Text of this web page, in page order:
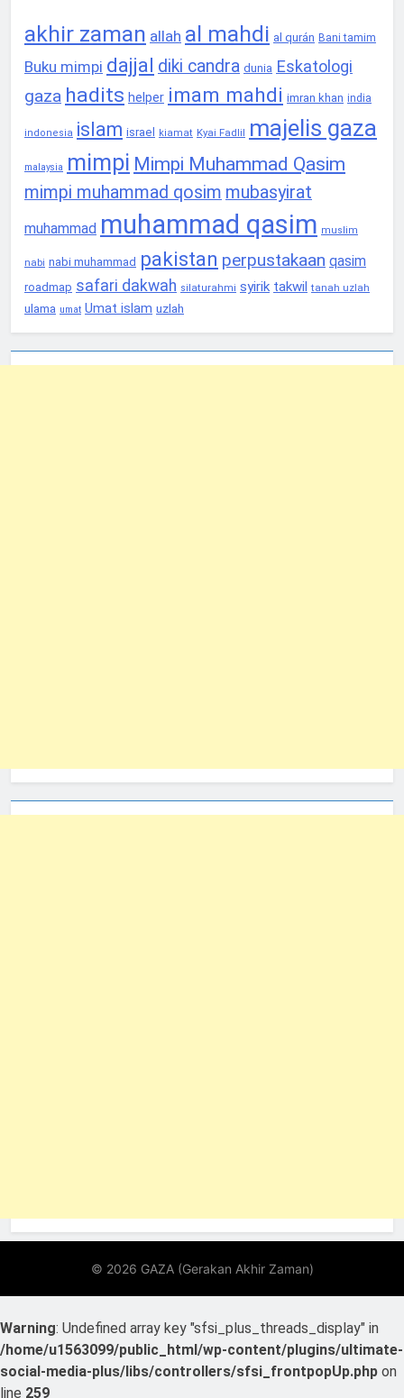
akhir zaman allah al mahdi al qurán Bani tamim
Buku mimpi dajjal diki candra dunia Eskatologi
gaza hadits helper imam mahdi imran khan india
indonesia islam israel kiamat Kyai Fadlil majelis gaza
malaysia mimpi Mimpi Muhammad Qasim
mimpi muhammad qosim mubasyirat
muhammad muhammad qasim muslim
nabi nabi muhammad pakistan perpustakaan qasim
roadmap safari dakwah silaturahmi syirik takwil tanah uzlah
ulama umat Umat islam uzlah
Warning: Undefined array key "sfsi_plus_threads_display" in
/home/u1563099/public_html/wp-content/plugins/ultimate-
social-media-plus/libs/controllers/sfsi_frontpopUp.php on
line 259